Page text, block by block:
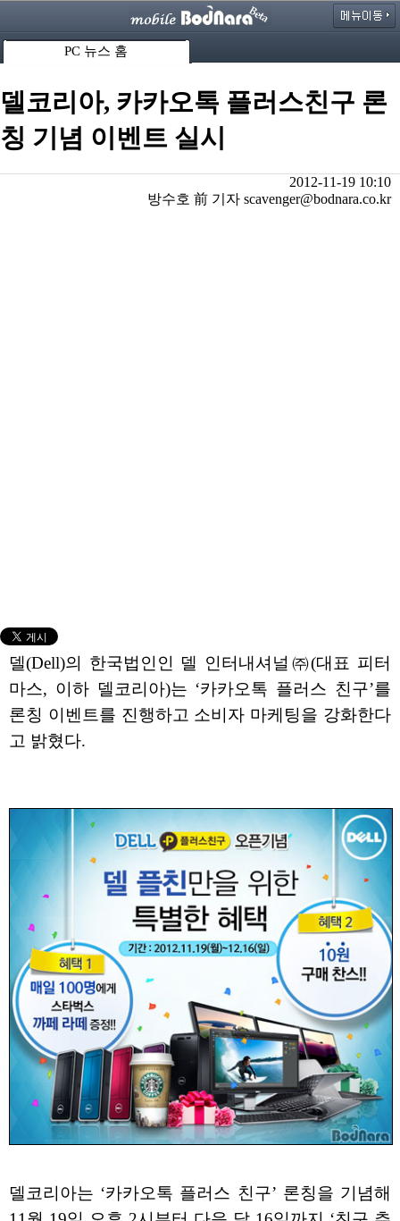
PC 뉴스 홈
델코리아, 카카오톡 플러스친구 론
칭 기념 이벤트 실시
2012-11-19 10:10
방수호 前 기자 scavenger@bodnara.co.kr
델(Dell)의 한국법인인 델 인터내셔널㈜(대표 피터
마스, 이하 델코리아)는 ‘카카오톡 플러스 친구’를
론칭 이벤트를 진행하고 소비자 마케팅을 강화한다
고 밝혔다.
델코리아는 ‘카카오톡 플러스 친구’ 론칭을 기념해